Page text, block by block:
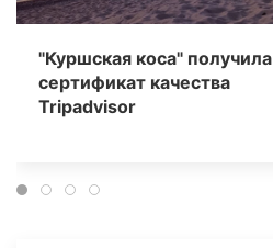
"Куршская коса" получила
сертификат качества
Tripаdvisor